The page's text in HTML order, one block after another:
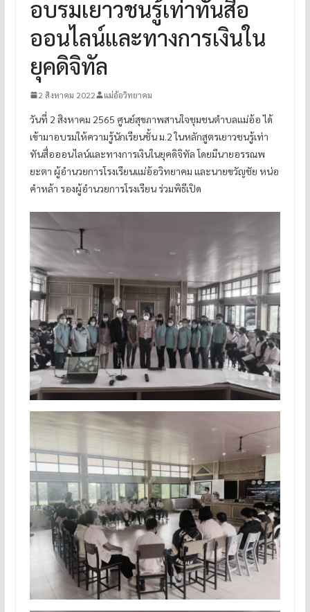
อบรมเยาวชนรู้เท่าทันสื่อ
ออนไลน์และทางการเงินใน
ยุคดิจิทัล
2 สิงหาคม 2022 แม่อ้อวิทยาคม
วันที่ 2 สิงหาคม 2565 ศูนย์สุขภาพสานใจชุมชนตำบลแม่อ้อ ได้
เข้ามาอบรมให้ความรู้นักเรียนชั้น ม.2 ในหลักสูตรเยาวชนรู้เท่า
ทันสื่อออนไลน์และทางการเงินในยุคดิจิทัล โดยมีนายอรรณพ
ยะตา ผู้อำนวยการโรงเรียนแม่อ้อวิทยาคม และนายขวัญชัย หน่อ
คำหล้า รองผู้อำนวยการโรงเรียน ร่วมพิธีเปิด